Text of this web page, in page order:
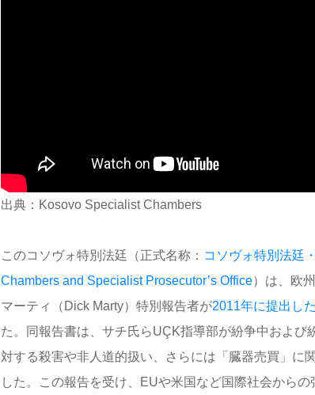
出典：Kosovo Specialist Chambers
このコソヴォ特別法廷（正式名称： コソヴォ特別法廷
Chambers and Specialist Prosecutor’s Office）は、欧
マーティ（Dick Marty）特別報告者が2011年に提出し
た。同報告書は、サチ氏らUÇK指導部が紛争中および
対する殺害や非人道的扱い、さらには「臓器売買」に
した。この報告を受け、EUや米国など国際社会から